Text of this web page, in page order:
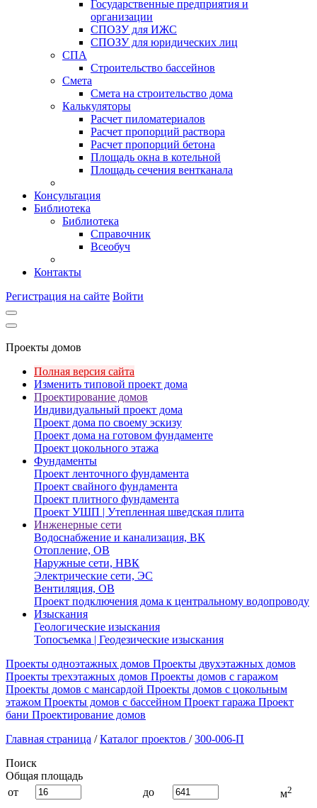
Государственные предприятия и
организации
СПОЗУ для ИЖС
СПОЗУ для юридических лиц
СПА
Строительство бассейнов
Смета
Смета на строительство дома
Калькуляторы
Расчет пиломатериалов
Расчет пропорций раствора
Расчет пропорций бетона
Площадь окна в котельной
Площадь сечения вентканала
Консультация
Библиотека
Библиотека
Справочник
Всеобуч
Контакты
Регистрация на сайте Войти
Проекты домов
Полная версия сайта
Изменить типовой проект дома
Проектирование домов
Индивидуальный проект дома
Проект дома по своему эскизу
Проект дома на готовом фундаменте
Проект цокольного этажа
Фундаменты
Проект ленточного фундамента
Проект свайного фундамента
Проект плитного фундамента
Проект УШП | Утепленная шведская плита
Инженерные сети
Водоснабжение и канализация, ВК
Отопление, ОВ
Наружные сети, НВК
Электрические сети, ЭС
Вентиляция, ОВ
Проект подключения дома к центральному водопроводу
Изыскания
Геологические изыскания
Топосъемка | Геодезические изыскания
Проекты одноэтажных домов Проекты двухэтажных домов
Проекты трехэтажных домов Проекты домов с гаражом
Проекты домов с мансардой Проекты домов с цокольным
этажом Проекты домов с бассейном Проект гаража Проект
бани Проектирование домов
Главная страница / Каталог проектов / 300-006-П
Поиск
Общая площадь
от
до м2